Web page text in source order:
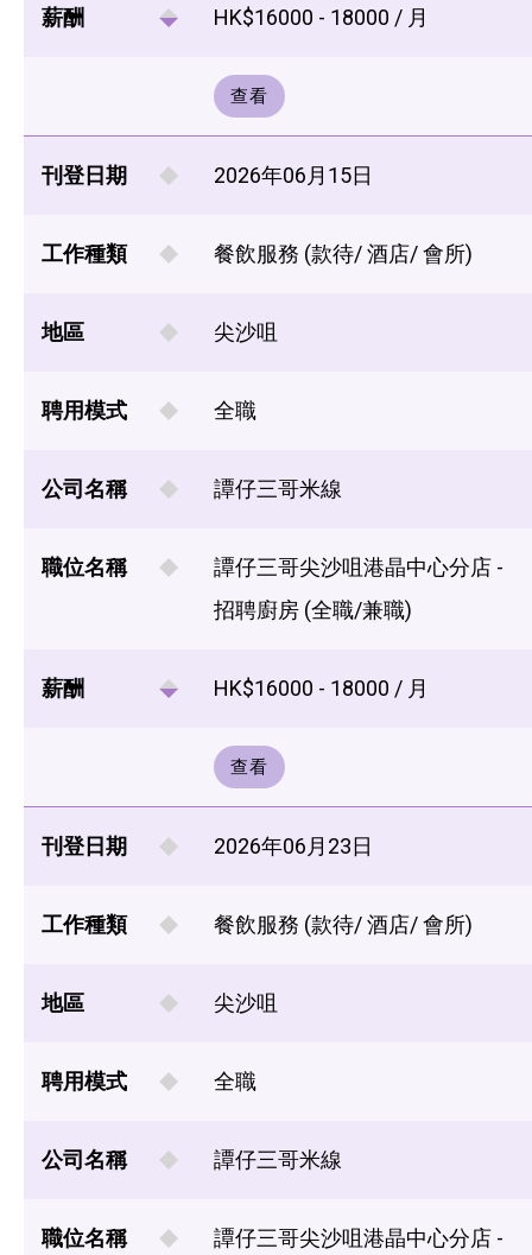
薪酬 HK$16000 - 18000 / 月
查看
刊登日期 2026年06月15日
工作種類 餐飲服務 (款待/ 酒店/ 會所)
地區 尖沙咀
聘用模式 全職
公司名稱 譚仔三哥米線
職位名稱
譚仔三哥尖沙咀港晶中心分店 -
招聘廚房 (全職/兼職)
薪酬 HK$16000 - 18000 / 月
查看
刊登日期 2026年06月23日
工作種類 餐飲服務 (款待/ 酒店/ 會所)
地區 尖沙咀
聘用模式 全職
公司名稱 譚仔三哥米線
職位名稱 譚仔三哥尖沙咀港晶中心分店 -